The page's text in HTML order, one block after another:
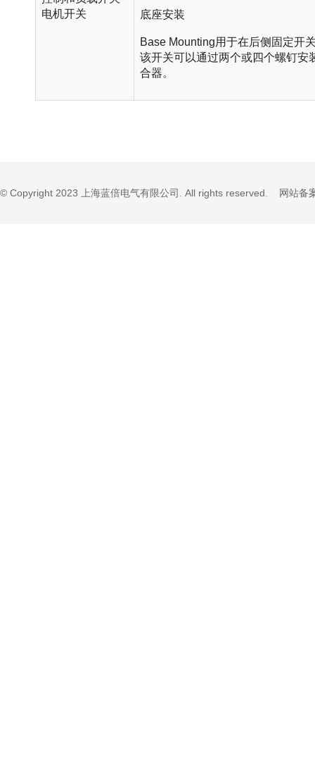
电机开关
底座安装
Base Mounting用于在后侧固定开
该开关可以通过两个或四个螺钉安
合器。
© Copyright 2023 上海蓝倍电气有限公司. All rights reserved. 网站备